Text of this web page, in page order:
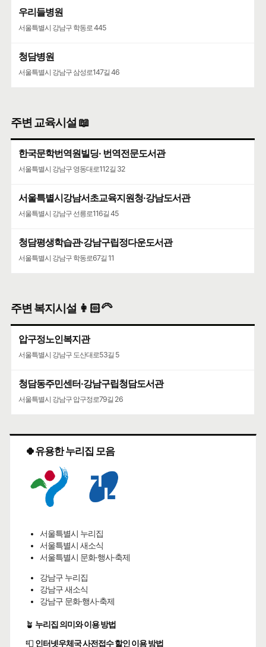
우리들병원
서울특별시 강남구 학동로 445
청담병원
서울특별시 강남구 삼성로147길 46
주변 교육시설 📖
한국문학번역원빌딩· 번역전문도서관
서울특별시 강남구 영동대로112길 32
서울특별시강남서초교육지원청·강남도서관
서울특별시 강남구 선릉로116길 45
청담평생학습관·강남구립정다운도서관
서울특별시 강남구 학동로67길 11
주변 복지시설 👩🏻‍🦳
압구정노인복지관
서울특별시 강남구 도산대로53길 5
청담동주민센터·강남구립청담도서관
서울특별시 강남구 압구정로79길 26
🍀유용한 누리집 모음
서울특별시 누리집
서울특별시 새소식
서울특별시 문화·행사·축제
강남구 누리집
강남구 새소식
강남구 문화·행사·축제
🪴 누리집 의미와 이용 방법
📮 인터넷우체국 사전접수 할인 이용 방법